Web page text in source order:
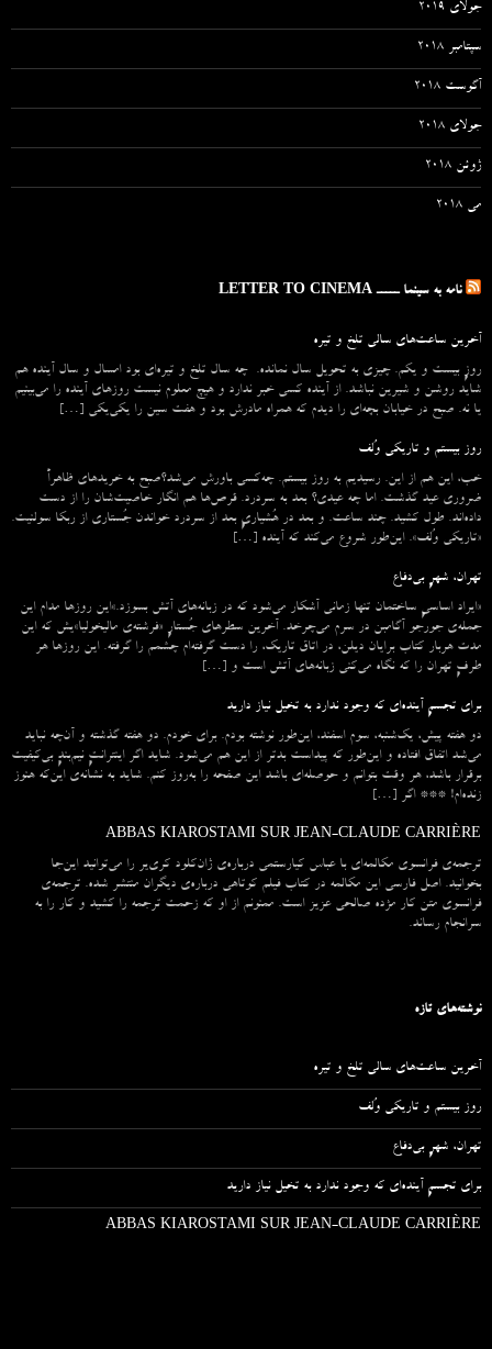
جولای 2019
سپتامبر 2018
آگوست 2018
جولای 2018
ژوئن 2018
می 2018
نامه به سینما ـــــ LETTER TO CINEMA
آخرین ساعت‌های سالی تلخ و تیره
روزِ بیست و یکم. چیزی به تحویل سال نمانده. چه سال تلخ و تیره‌ای بود امسال و سال آینده هم
شاید روشن و شیرین نباشد. از آینده کسی خبر ندارد و هیچ معلوم نیست روزهای آینده را می‌بینیم
یا نه. صبح در خیابان بچه‌ای را دیدم که همراه مادرش بود و هفت سین را یکی‌یکی […]
روز بیستم و تاریکی وُلف
خب، این هم از این. رسیدیم به روز بیستم. چه‌کسی باورش می‌شد؟صبح به خریدهای ظاهراً
ضروری عید گذشت. اما چه عیدی؟ بعد به سردرد. قرص‌ها هم انگار خاصیت‌شان را از دست
داده‌اند. طول کشید. چند ساعت. و بعد در هُشیاریِ بعد از سردرد خواندن جُستاری از ربکا سولنیت.
«تاریکی وُلف». این‌طور شروع می‌‌کند که آینده […]
تهران، شهرِ بی‌دفاع
«ایراد اساسیِ ساختمان تنها زمانی آشکار می‌شود که در زبانه‌‌های آتش بسوزد.»این روزها مدام این
جمله‌ی جورجو آگامبن در سرم می‌چرخد. آخرین سطرهای جُستارِ «فرشته‌ی مالیخولیا»یش که این
مدت هربار کتاب برایان دیلن، در اتاق تاریک، را دست گرفته‌ام چشمم را گرفته. این روزها هر
طرفِ تهران را که نگاه می‌کنی زبانه‌های آتش است و […]
برای تجسمِ آینده‌ای که وجود ندارد به تخیل نیاز دارید
دو هفته پیش، یک‌شنبه، سوم اسفند، این‌طور نوشته بودم. برای خودم. دو هفته گذشته و آن‌چه نباید
می‌شد اتفاق افتاده و این‌طور که پیداست بدتر از این هم می‌شود. شاید اگر اینترانتِ نیم‌بندِ بی‌کیفیت
برقرار باشد، هر وقت بتوانم و حوصله‌ای باشد این صفحه را به‌روز کنم. شاید به نشانه‌ی این‌که هنوز
زنده‌ام! *** اگر […]
ABBAS KIAROSTAMI SUR JEAN-CLAUDE CARRIÈRE
ترجمه‌ی فرانسوی مکالمه‌ای با عباس کیارستمی درباره‌ی ژان‌کلود کری‌یر را می‌توانید این‌جا
بخوانید. اصل فارسی این مکالمه در کتاب فیلم کوتاهی درباره‌ی دیگران منتشر شده. ترجمه‌ی
فرانسوی متن کار مژده صالحی عزیز است. ممنونم از او که زحمت ترجمه را کشید و کار را به
سرانجام رساند.
نوشته‌های تازه
آخرین ساعت‌های سالی تلخ و تیره
روز بیستم و تاریکی وُلف
تهران، شهرِ بی‌دفاع
برای تجسمِ آینده‌ای که وجود ندارد به تخیل نیاز دارید
ABBAS KIAROSTAMI SUR JEAN-CLAUDE CARRIÈRE